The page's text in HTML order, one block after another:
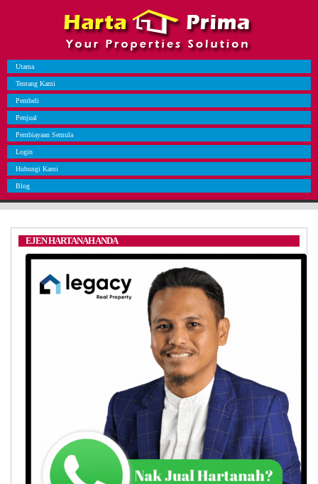
Utama
Tentang Kami
Pembeli
Penjual
Pembiayaan Semula
Login
Hubungi Kami
Blog
EJEN HARTANAH ANDA